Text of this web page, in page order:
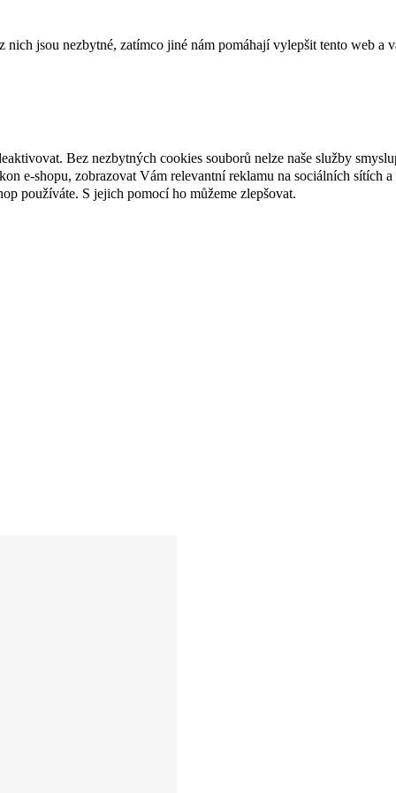
jsou nezbytné, zatímco jiné nám pomáhají vylepšit tento web a
Bez nezbytných cookies souborů nelze naše služby
e-shopu, zobrazovat Vám relevantní reklamu na sociálních sítích
používáte. S jejich pomocí ho můžeme zlepšovat.